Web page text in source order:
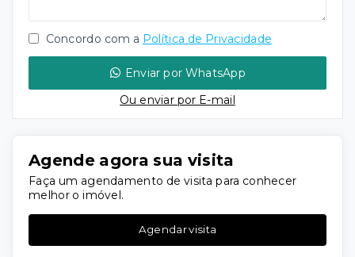
Concordo com a Política de Privacidade
Enviar por WhatsApp
Ou enviar por E-mail
Agende agora sua visita
Faça um agendamento de visita para conhecer
melhor o imóvel.
Agendar visita